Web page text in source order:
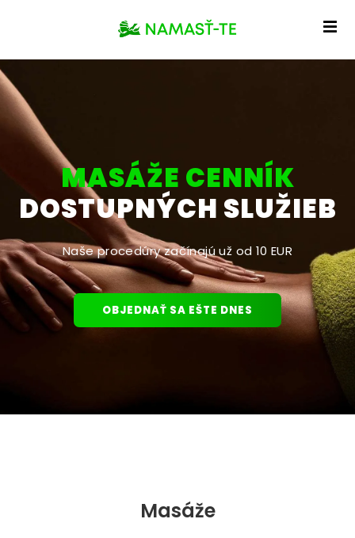
MASÁŽE CENNÍK
DOSTUPNÝCH SLUŽIEB
Naše procedúry začínajú už od 10 EUR
OBJEDNAŤ SA EŠTE DNES
Masáže